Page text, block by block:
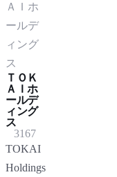
ＡＩホ
ールデ
ィング
ス
ＴＯＫ
ＡＩホ
ールデ
ィング
ス
3167
TOKAI
Holdings